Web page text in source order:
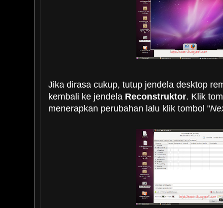
Jika dirasa cukup, tutup jendela desktop
kembali ke jendela Reconstruktor. Klik
menerapkan perubahan lalu klik tombol "